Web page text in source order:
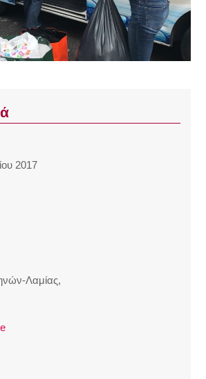
2017
Λαμίας,